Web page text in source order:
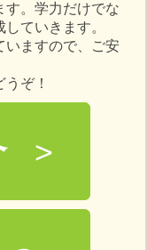
す。学力だけでな
ていきます。
いますので、ご安
ぞ！